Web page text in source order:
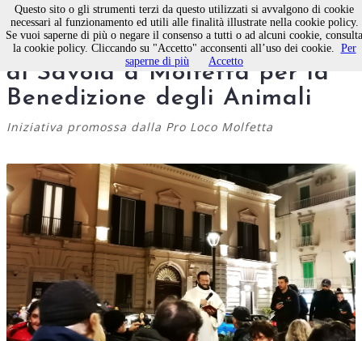
Festa in piazza Margherita
di Savoia a Molfetta per la
Benedizione degli Animali
Iniziativa promossa dalla Pro Loco Molfetta
Questo sito o gli strumenti terzi da questo utilizzati si avvalgono di cookie
necessari al funzionamento ed utili alle finalità illustrate nella cookie policy.
Se vuoi saperne di più o negare il consenso a tutti o ad alcuni cookie, consulta
la cookie policy. Cliccando su "Accetto" acconsenti all’uso dei cookie. Per
saperne di più
Accetto